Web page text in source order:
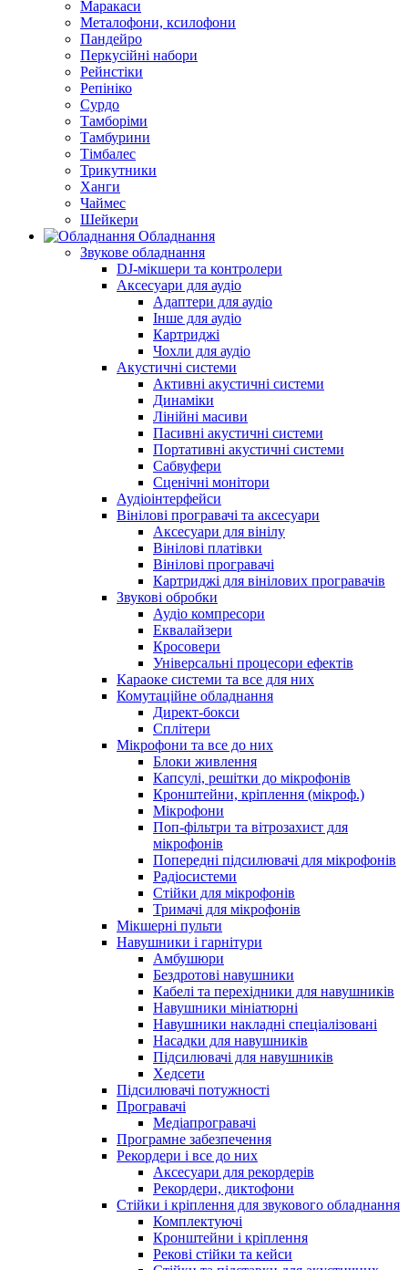
Маракаси
Металофони, ксилофони
Пандейро
Перкусійні набори
Рейнстіки
Репініко
Сурдо
Тамборіми
Тамбурини
Тімбалес
Трикутники
Ханги
Чаймес
Шейкери
Обладнання
Звукове обладнання
DJ-мікшери та контролери
Аксесуари для аудіо
Адаптери для аудіо
Інше для аудіо
Картриджі
Чохли для аудіо
Акустичні системи
Активні акустичні системи
Динаміки
Лінійні масиви
Пасивні акустичні системи
Портативні акустичні системи
Сабвуфери
Сценічні монітори
Аудіоінтерфейси
Вінілові програвачі та аксесуари
Аксесуари для вінілу
Вінілові платівки
Вінілові програвачі
Картриджі для вінілових програвачів
Звукові обробки
Аудіо компресори
Еквалайзери
Кросовери
Універсальні процесори ефектів
Караоке системи та все для них
Комутаційне обладнання
Директ-бокси
Сплітери
Мікрофони та все до них
Блоки живлення
Капсулі, решітки до мікрофонів
Кронштейни, кріплення (мікроф.)
Мікрофони
Поп-фільтри та вітрозахист для
мікрофонів
Попередні підсилювачі для мікрофонів
Радіосистеми
Стійки для мікрофонів
Тримачі для мікрофонів
Мікшерні пульти
Навушники і гарнітури
Амбушюри
Бездротові навушники
Кабелі та перехідники для навушників
Навушники мініатюрні
Навушники накладні спеціалізовані
Насадки для навушників
Підсилювачі для навушників
Хедсети
Підсилювачі потужності
Програвачі
Медіапрогравачі
Програмне забезпечення
Рекордери і все до них
Аксесуари для рекордерів
Рекордери, диктофони
Стійки і кріплення для звукового обладнання
Комплектуючі
Кронштейни і кріплення
Рекові стійки та кейси